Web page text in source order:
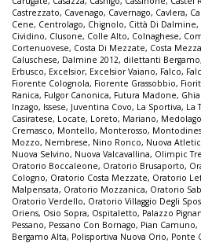
Castrezzato, Cavenago, Cavernago, Cavlera,
Cene, Centrolago, Chignolo, Città Di Dalmine,
Cividino, Clusone, Colle Alto, Colnaghese,
Cortenuovese, Costa Di Mezzate, Costa
Caluschese, Dalmine 2012, dilettanti Bergamo,
Erbusco, Excelsior, Excelsior Vaiano, Falco,
Fiorente Colognola, Fiorente Grassobbio,
Ranica, Fulgor Canonica, Futura Madone,
Inzago, Issese, Juventina Covo, La Sportiva, La
Casiratese, Locate, Loreto, Mariano, Medolago
Cremasco, Montello, Monterosso,
Mozzo, Nembrese, Nino Ronco, Nuova
Nuova Selvino, Nuova Valcavallina, Olimpic
Oratorio Boccaleone, Oratorio Brusaporto,
Cologno, Oratorio Costa Mezzate, Oratorio
Malpensata, Oratorio Mozzanica, Oratorio
Oratorio Verdello, Oratorio Villaggio Degli
Oriens, Osio Sopra, Ospitaletto, Palazzo
Pessano, Pessano Con Bornago, Pian Camuno,
Bergamo Alta, Polisportiva Nuova Orio, Ponte